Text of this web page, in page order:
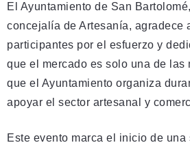
El Ayuntamiento de San
concejalía de Artesanía, agradece
participantes por el esfuerzo y
que el mercado es solo una de las
que el Ayuntamiento organiza
apoyar el sector artesanal y
Este evento marca el inicio de